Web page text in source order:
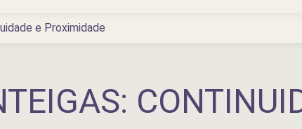
e Proximidade